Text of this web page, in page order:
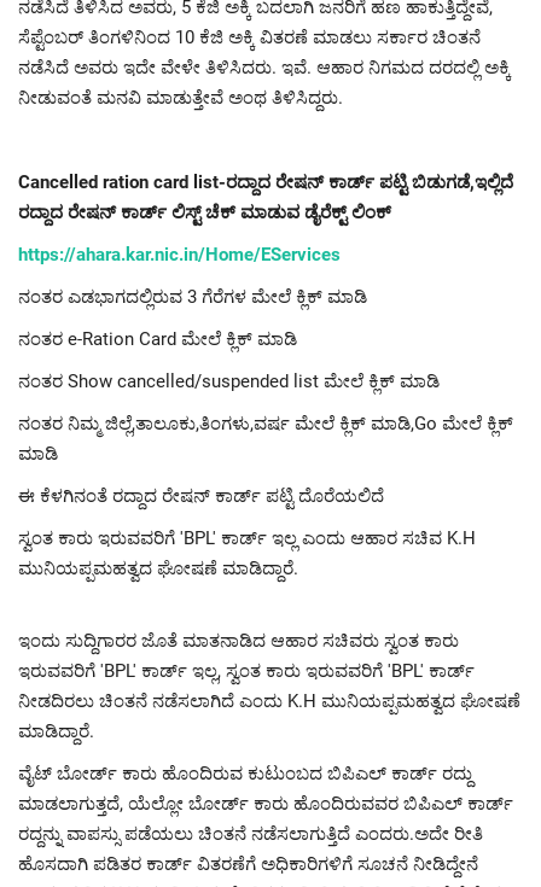
ನಡೆಸಿದೆ ತಿಳಿಸಿದ ಅವರು, 5 ಕೆಜಿ ಅಕ್ಕಿ ಬದಲಾಗಿ ಜನರಿಗೆ ಹಣ ಹಾಕುತ್ತಿದ್ದೇವೆ,
ಸೆಪ್ಟೆಂಬರ್ ತಿಂಗಳಿನಿಂದ 10 ಕೆಜಿ ಅಕ್ಕಿ ವಿತರಣೆ ಮಾಡಲು ಸರ್ಕಾರ ಚಿಂತನೆ
ನಡೆಸಿದೆ ಅವರು ಇದೇ ವೇಳೇ ತಿಳಿಸಿದರು. ಇವೆ. ಆಹಾರ ನಿಗಮದ ದರದಲ್ಲಿ ಅಕ್ಕಿ
ನೀಡುವಂತೆ ಮನವಿ ಮಾಡುತ್ತೇವೆ ಅಂಥ ತಿಳಿಸಿದ್ದರು.
Cancelled ration card list-ರದ್ದಾದ ರೇಷನ್ ಕಾರ್ಡ್ ಪಟ್ಟಿ ಬಿಡುಗಡೆ,ಇಲ್ಲಿದೆ
ರದ್ದಾದ ರೇಷನ್ ಕಾರ್ಡ್ ಲಿಸ್ಟ್ ಚೆಕ್ ಮಾಡುವ ಡೈರೆಕ್ಟ್ ಲಿಂಕ್
https://ahara.kar.nic.in/Home/EServices
ನಂತರ ಎಡಭಾಗದಲ್ಲಿರುವ 3 ಗೆರೆಗಳ ಮೇಲೆ ಕ್ಲಿಕ್ ಮಾಡಿ
ನಂತರ e-Ration Card ಮೇಲೆ ಕ್ಲಿಕ್ ಮಾಡಿ
ನಂತರ Show cancelled/suspended list ಮೇಲೆ ಕ್ಲಿಕ್ ಮಾಡಿ
ನಂತರ ನಿಮ್ಮ ಜಿಲ್ಲೆ,ತಾಲೂಕು,ತಿಂಗಳು,ವರ್ಷ ಮೇಲೆ ಕ್ಲಿಕ್ ಮಾಡಿ,Go ಮೇಲೆ ಕ್ಲಿಕ್
ಮಾಡಿ
ಈ ಕೆಳಗಿನಂತೆ ರದ್ದಾದ ರೇಷನ್ ಕಾರ್ಡ್ ಪಟ್ಟಿ ದೊರೆಯಲಿದೆ
ಸ್ವಂತ ಕಾರು ಇರುವವರಿಗೆ 'BPL' ಕಾರ್ಡ್ ಇಲ್ಲ ಎಂದು ಆಹಾರ ಸಚಿವ K.H
ಮುನಿಯಪ್ಪಮಹತ್ವದ ಘೋಷಣೆ ಮಾಡಿದ್ದಾರೆ.
ಇಂದು ಸುದ್ದಿಗಾರರ ಜೊತೆ ಮಾತನಾಡಿದ ಆಹಾರ ಸಚಿವರು ಸ್ವಂತ ಕಾರು
ಇರುವವರಿಗೆ 'BPL' ಕಾರ್ಡ್ ಇಲ್ಲ, ಸ್ವಂತ ಕಾರು ಇರುವವರಿಗೆ 'BPL' ಕಾರ್ಡ್
ನೀಡದಿರಲು ಚಿಂತನೆ ನಡೆಸಲಾಗಿದೆ ಎಂದು K.H ಮುನಿಯಪ್ಪಮಹತ್ವದ ಘೋಷಣೆ
ಮಾಡಿದ್ದಾರೆ.
ವೈಟ್ ಬೋರ್ಡ್ ಕಾರು ಹೊಂದಿರುವ ಕುಟುಂಬದ ಬಿಪಿಎಲ್ ಕಾರ್ಡ್ ರದ್ದು
ಮಾಡಲಾಗುತ್ತದೆ, ಯೆಲ್ಲೋ ಬೋರ್ಡ್ ಕಾರು ಹೊಂದಿರುವವರ ಬಿಪಿಎಲ್ ಕಾರ್ಡ್
ರದ್ದನ್ನು ವಾಪಸ್ಸು ಪಡೆಯಲು ಚಿಂತನೆ ನಡೆಸಲಾಗುತ್ತಿದೆ ಎಂದರು.ಅದೇ ರೀತಿ
ಹೊಸದಾಗಿ ಪಡಿತರ ಕಾರ್ಡ್ ವಿತರಣೆಗೆ ಅಧಿಕಾರಿಗಳಿಗೆ ಸೂಚನೆ ನೀಡಿದ್ದೇನೆ